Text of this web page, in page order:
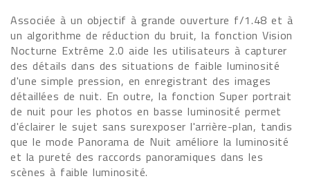
Associée à un objectif à grande ouverture f/1.48 et à
un algorithme de réduction du bruit, la fonction Vision
Nocturne Extrême 2.0 aide les utilisateurs à capturer
des détails dans des situations de faible luminosité
d'une simple pression, en enregistrant des images
détaillées de nuit. En outre, la fonction Super portrait
de nuit pour les photos en basse luminosité permet
d'éclairer le sujet sans surexposer l'arrière-plan, tandis
que le mode Panorama de Nuit améliore la luminosité
et la pureté des raccords panoramiques dans les
scènes à faible luminosité.